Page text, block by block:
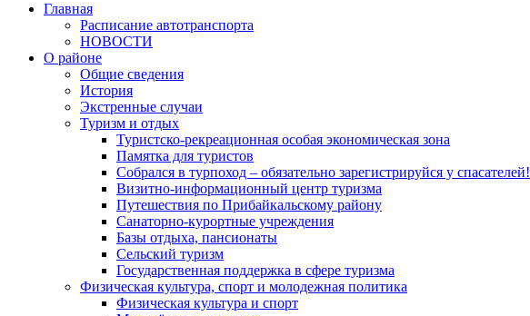
Главная
Расписание автотранспорта
НОВОСТИ
О районе
Общие сведения
История
Экстренные случаи
Туризм и отдых
Туристско-рекреационная особая экономическая зона
Памятка для туристов
Собрался в турпоход – обязательно зарегистрируйся у спасателей!
Визитно-информационный центр туризма
Путешествия по Прибайкальскому району
Санаторно-курортные учреждения
Базы отдыха, пансионаты
Сельский туризм
Государственная поддержка в сфере туризма
Физическая культура, спорт и молодежная политика
Физическая культура и спорт